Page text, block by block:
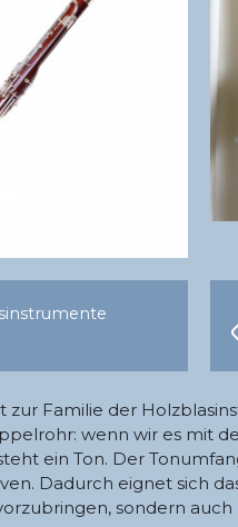
zur Familie der
wenn wir es mit
ein Ton. Der
Dadurch eignet sich
sondern